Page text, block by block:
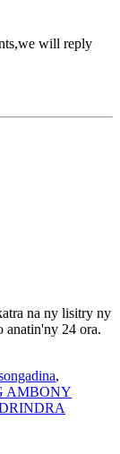
will reply
na ny lisitry ny
anatin'ny 24 ora.
,
AMBONY